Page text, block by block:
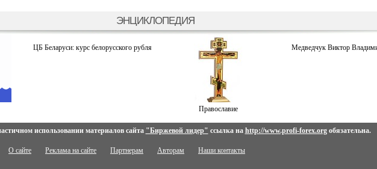
ЭНЦИКЛОПЕДИЯ
ЦБ Беларуси: курс белорусского рубля
Православие
Медведчук Виктор
использовании материалов сайта "Биржевой лидер" ссылка на http://www.profi-forex.orgобязательна.
О сайте Реклама на сайте Партнерам Авторам Наши контакты